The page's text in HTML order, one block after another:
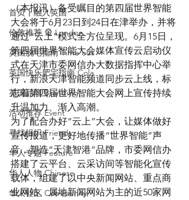
首页丨融入英国
伦敦推荐 🎡 London
英国脱宅指南 Time out
英国快乐肥宅指南 Cola
英国品牌 Branding
活动推荐 Event
寻找组织 Friends
华人专题 Feature
华人人物 Chinese
华人社区 Community
（本报讯）备受瞩目的第四届世界智能
大会将于6月23日到24日在津举办，并将
通过“云上”模式全方位呈现。6月15日，
第四届世界智能大会媒体宣传云启动仪
式在天津市委网信办大数据指挥中心举
行，新浪天津智能频道同步云上线，标
志着第四届世界智能大会网上宣传持续
升温加力、渐入高潮。
为了配合办好“云上”大会，让媒体做好
宣传报道，更好地传播“世界智能”声
音，塑造“天津智港”品牌，市委网信办
搭建了云平台、云采访间等智能化宣传
载体，组建了以中央新闻网站、重点商
业网站、属地新闻网站为主的近50家网